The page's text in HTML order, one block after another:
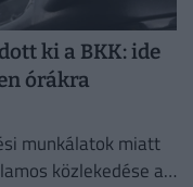
ki a BKK: ide
órákra
munkálatok miatt
közlekedése a